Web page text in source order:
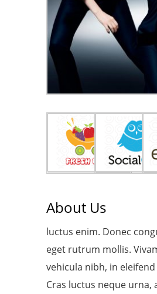
About Us
luctus enim. Donec
eget rutrum mollis.
vehicula nibh, in
Cras luctus neque urna,